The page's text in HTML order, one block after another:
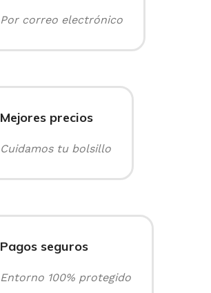
Por correo electrónico
Mejores precios
Cuidamos tu bolsillo
Pagos seguros
Entorno 100% protegido